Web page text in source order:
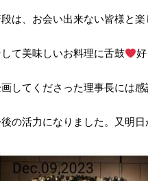
は、お会い出来ない皆様と楽
して美味しいお料理に舌鼓
してくださった理事長には感
の活力になりました。又明